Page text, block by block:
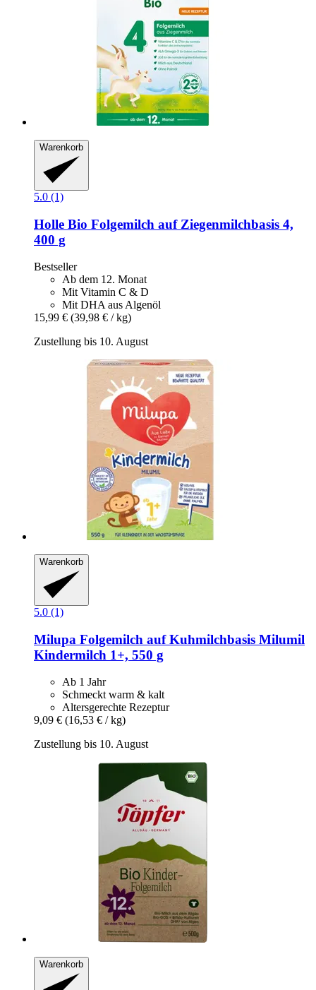
Warenkorb
5.0 (1)
Holle Bio Folgemilch auf Ziegenmilchbasis 4,
400 g
Bestseller
Ab dem 12. Monat
Mit Vitamin C & D
Mit DHA aus Algenöl
15,99 € (39,98 € / kg)
Zustellung bis 10. August
Warenkorb
5.0 (1)
Milupa Folgemilch auf Kuhmilchbasis Milumil
Kindermilch 1+, 550 g
Ab 1 Jahr
Schmeckt warm & kalt
Altersgerechte Rezeptur
9,09 € (16,53 € / kg)
Zustellung bis 10. August
Warenkorb